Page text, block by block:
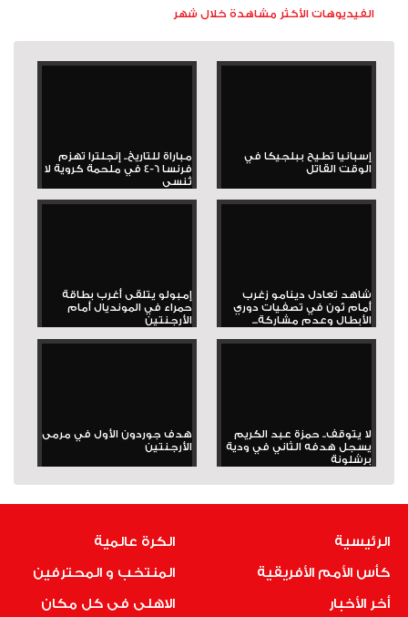
الفيديوهات الأكثر مشاهدة خلال شهر
إسبانيا تطيح ببلجيكا في
الوقت القاتل
مباراة للتاريخ.. إنجلترا تهزم
فرنسا 6-4 في ملحمة كروية لا
تُنسى
شاهد تعادل دينامو زغرب
أمام ثون في تصفيات دوري
الأبطال وعدم مشاركة...
إمبولو يتلقى أغرب بطاقة
حمراء في المونديال أمام
الأرجنتين
لا يتوقف.. حمزة عبد الكريم
يسجل هدفه الثاني في ودية
برشلونة
هدف جوردون الأول في مرمى
الأرجنتين
الرئيسية
كأس الأمم الأفريقية
أخر الأخبار
الكرة عالمية
المنتخب و المحترفين
الاهلى فى كل مكان